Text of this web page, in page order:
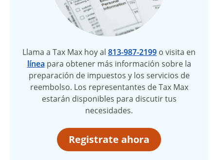
Llama a Tax Max hoy al 813-987-2199 o visita en
línea para obtener más información sobre la
preparación de impuestos y los servicios de
reembolso. Los representantes de Tax Max
estarán disponibles para discutir tus
necesidades.
Registrate ahora